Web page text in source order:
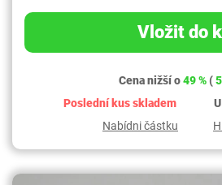
Vložit do
Cena nižší o49 %(
Poslední kus skladem
Nabídni částku